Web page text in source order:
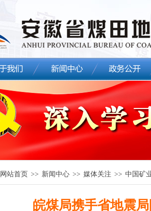
网站首页 >> 新闻中心 >> 媒体关注 >> 中国矿
皖煤局携手省地震